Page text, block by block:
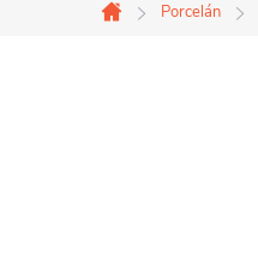
Domů
Porcelán